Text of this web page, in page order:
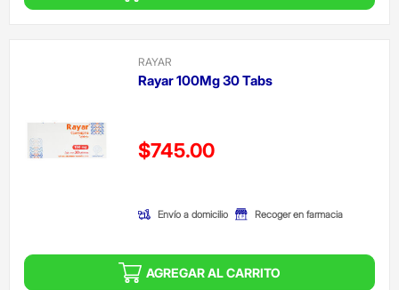
RAYAR
Rayar 100Mg 30 Tabs
Precio reducido de
$745.00
Envío a domicilio Recoger en farmacia
AGREGAR AL CARRITO